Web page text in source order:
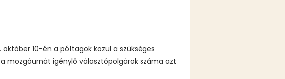
10-én a póttagok közül a szükséges
mozgóurnát igénylő választópolgárok száma azt